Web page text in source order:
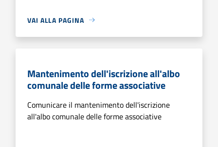
VAI ALLA PAGINA
Mantenimento dell'iscrizione all'albo
comunale delle forme associative
Comunicare il mantenimento dell'iscrizione
all'albo comunale delle forme associative